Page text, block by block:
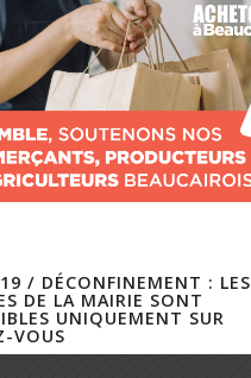
/ DÉCONFINEMENT : LES
DE LA MAIRIE SONT
UNIQUEMENT SUR
VOUS